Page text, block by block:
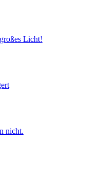
Licht!
nicht.